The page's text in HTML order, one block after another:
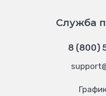
Служба
8 (800)